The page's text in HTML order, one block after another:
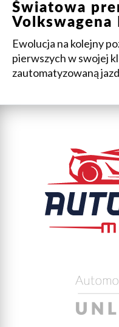
Światowa
Volkswagena
Ewolucja na kolejny
pierwszych w swojej
zautomatyzowaną